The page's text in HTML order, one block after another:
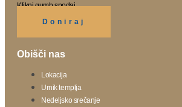
Klikni gumb spodaj.
Doniraj
Obišči nas
Lokacija
Urnik templja
Nedeljsko srečanje